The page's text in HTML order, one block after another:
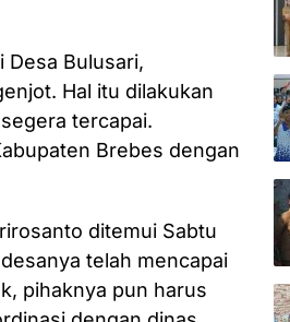
Desa Bulusari,
Hal itu dilakukan
tercapai.
Brebes dengan
ditemui Sabtu
telah mencapai
pihaknya pun harus